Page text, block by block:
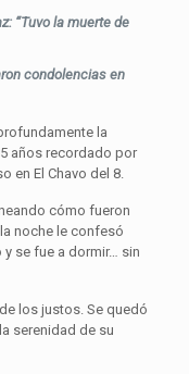
“Tuvo la muerte de
condolencias en
la
años recordado por
en El Chavo del 8.
cómo fueron
noche le confesó
se fue a dormir… sin
los justos. Se quedó
serenidad de su